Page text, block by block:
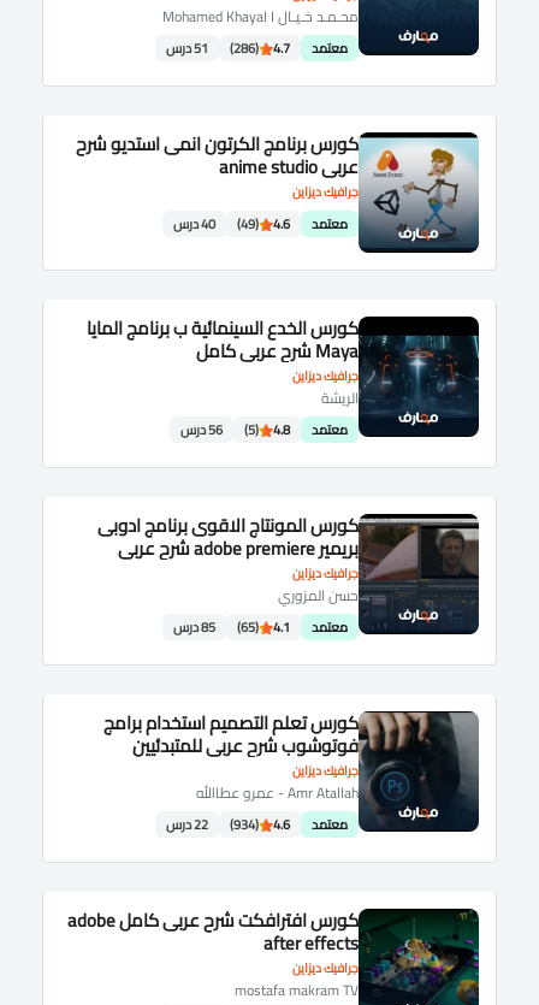
محـمـد خـيـال Mohamed Khayal I
معتمد 4.7
(286) 51 درس
جرافيك ديزاين
كورس برنامج الكرتون انمى استديو شرح
عربى anime studio
معتمد 4.6
(49) 40 درس
جرافيك ديزاين
كورس الخدع السينمائية ب برنامج المايا
Maya شرح عربى كامل
الريشة
معتمد 4.8
(5) 56 درس
جرافيك ديزاين
كورس المونتاج الاقوى برنامج ادوبى
بريمير adobe premiere شرح عربى
حسن المزوري
معتمد 4.1
(65) 85 درس
جرافيك ديزاين
كورس تعلم التصميم استخدام برامج
فوتوشوب شرح عربى للمتبدئيين
Amr Atallah - عمرو عطاالله
معتمد 4.6
(934) 22 درس
جرافيك ديزاين
كورس افترافكت شرح عربى كامل adobe
after effects
mostafa makram TV